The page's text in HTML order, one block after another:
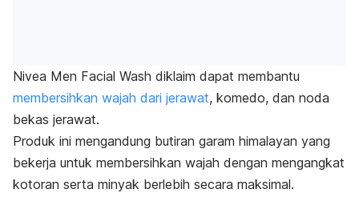
Nivea Men Facial Wash diklaim dapat membantu
membersihkan wajah dari jerawat, komedo, dan noda
bekas jerawat.
Produk ini mengandung butiran garam himalayan yang
bekerja untuk membersihkan wajah dengan mengangkat
kotoran serta minyak berlebih secara maksimal.